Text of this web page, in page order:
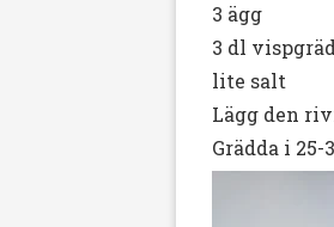
3 ägg
3 dl
lite salt
Lägg den
Grädda i